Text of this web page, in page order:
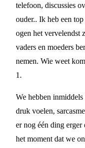
telefoon, discussies
ouder.. Ik heb een
ogen het vervelendst
vaders en moeders
nemen. Wie weet
1.
We hebben
druk voelen,
er nog één ding erger
het moment dat we